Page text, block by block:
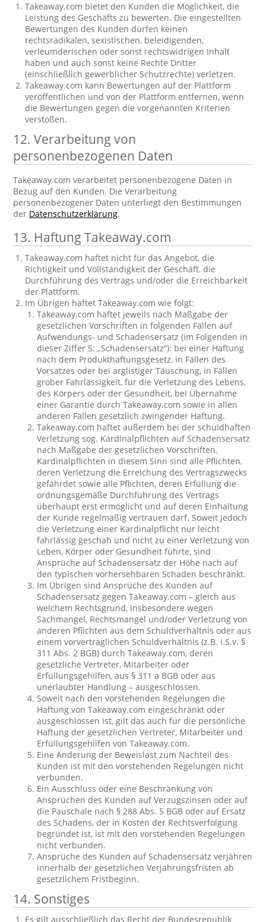
Takeaway.com bietet den Kunden die Möglichkeit, die
Leistung des Geschäfts zu bewerten. Die eingestellten
Bewertungen des Kunden dürfen keinen
rechtsradikalen, sexistischen, beleidigenden,
verleumderischen oder sonst rechtswidrigen Inhalt
haben und auch sonst keine Rechte Dritter
(einschließlich gewerblicher Schutzrechte) verletzen.
Takeaway.com kann Bewertungen auf der Plattform
veröffentlichen und von der Plattform entfernen, wenn
die Bewertungen gegen die vorgenannten Kriterien
verstoßen.
12. Verarbeitung von
personenbezogenen Daten
Takeaway.com verarbeitet personenbezogene Daten in
Bezug auf den Kunden. Die Verarbeitung
personenbezogener Daten unterliegt den Bestimmungen
der Datenschutzerklärung.
13. Haftung Takeaway.com
Takeaway.com haftet nicht für das Angebot, die
Richtigkeit und Vollständigkeit der Geschäft, die
Durchführung des Vertrags und/oder die Erreichbarkeit
der Plattform.
Im Übrigen haftet Takeaway.com wie folgt:
Takeaway.com haftet jeweils nach Maßgabe der
gesetzlichen Vorschriften in folgenden Fällen auf
Aufwendungs- und Schadensersatz (im Folgenden in
dieser Ziffer 5: „Schadensersatz“): bei einer Haftung
nach dem Produkthaftungsgesetz, in Fällen des
Vorsatzes oder bei arglistiger Täuschung, in Fällen
grober Fahrlässigkeit, für die Verletzung des Lebens,
des Körpers oder der Gesundheit, bei Übernahme
einer Garantie durch Takeaway.com sowie in allen
anderen Fällen gesetzlich zwingender Haftung.
Takeaway.com haftet außerdem bei der schuldhaften
Verletzung sog. Kardinalpflichten auf Schadensersatz
nach Maßgabe der gesetzlichen Vorschriften.
Kardinalpflichten in diesem Sinn sind alle Pflichten,
deren Verletzung die Erreichung des Vertragszwecks
gefährdet sowie alle Pflichten, deren Erfüllung die
ordnungsgemäße Durchführung des Vertrags
überhaupt erst ermöglicht und auf deren Einhaltung
der Kunde regelmäßig vertrauen darf. Soweit jedoch
die Verletzung einer Kardinalpflicht nur leicht
fahrlässig geschah und nicht zu einer Verletzung von
Leben, Körper oder Gesundheit führte, sind
Ansprüche auf Schadensersatz der Höhe nach auf
den typischen vorhersehbaren Schaden beschränkt.
Im Übrigen sind Ansprüche des Kunden auf
Schadensersatz gegen Takeaway.com – gleich aus
welchem Rechtsgrund, insbesondere wegen
Sachmangel, Rechtsmangel und/oder Verletzung von
anderen Pflichten aus dem Schuldverhältnis oder aus
einem vorvertraglichen Schuldverhältnis (z.B. i.S.v. §
311 Abs. 2 BGB) durch Takeaway.com, deren
gesetzliche Vertreter, Mitarbeiter oder
Erfüllungsgehilfen, aus § 311 a BGB oder aus
unerlaubter Handlung – ausgeschlossen.
Soweit nach den vorstehenden Regelungen die
Haftung von Takeaway.com eingeschränkt oder
ausgeschlossen ist, gilt das auch für die persönliche
Haftung der gesetzlichen Vertreter, Mitarbeiter und
Erfüllungsgehilfen von Takeaway.com.
Eine Änderung der Beweislast zum Nachteil des
Kunden ist mit den vorstehenden Regelungen nicht
verbunden.
Ein Ausschluss oder eine Beschränkung von
Ansprüchen des Kunden auf Verzugszinsen oder auf
die Pauschale nach § 288 Abs. 5 BGB oder auf Ersatz
des Schadens, der in Kosten der Rechtsverfolgung
begründet ist, ist mit den vorstehenden Regelungen
nicht verbunden.
Ansprüche des Kunden auf Schadensersatz verjähren
innerhalb der gesetzlichen Verjährungsfristen ab
gesetzlichem Fristbeginn.
14. Sonstiges
Es gilt ausschließlich das Recht der Bundesrepublik